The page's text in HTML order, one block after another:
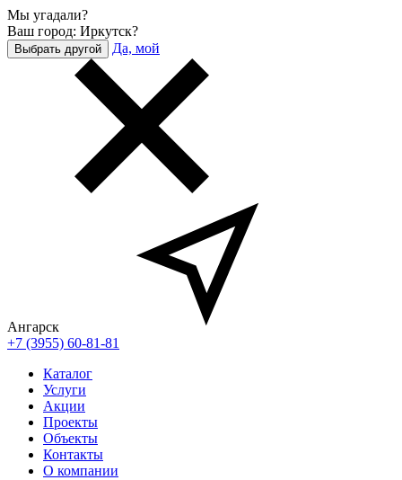
Мы угадали?
Ваш город: Иркутск?
Выбрать другой Да, мой
Ангарск
+7 (3955) 60-81-81
Каталог
Услуги
Акции
Проекты
Объекты
Контакты
О компании